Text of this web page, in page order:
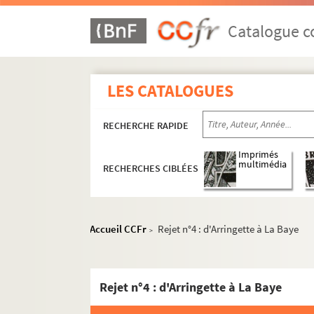
Catalogue
LES CATALOGUES
RECHERCHE RAPIDE
RECHERCHES CIBLÉES
Imprimés
multimédia
Accueil CCFr > Rejet n°4 : d'Arringette à La Baye
Rejet n°4 : d'Arringette à La Baye
Ms 39. Boîte 39 : Exercices de 1867 à 1869
Ms 40. Boîte 40 : Exercices de 1869 à 1870
Ms 41. Boîte 41 : Exercices de 1870 à 1871
Ms 43. Boîte 43 : Exercices de 1872 à 1873
Ms 44. Boîte 44 : Exercices de 1873 à 1874
Ms 45. Boîte 45 : Exercices de 1874 à 1875
Ms 46. Boîte 46 : Exercices de 1875 à 1876
Ms 47. Boîte 47 : Exercices de 1876 à 1877
Ms 48. Boîte 48 : Exercices de 1877 à 1878
Ms 52. Boîte 52 : Exercices de 1881 à 1882
Ms 53. Boîte 53 : Exercices de 1882 à 1883